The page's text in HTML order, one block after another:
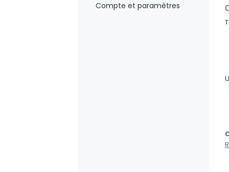
Compte et paramètres